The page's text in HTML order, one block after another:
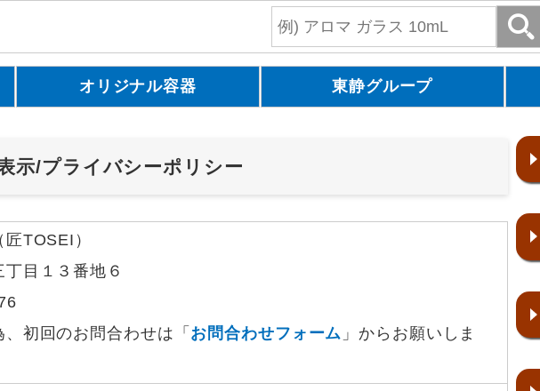
示/プライバシーポリシー
TOSEI）
目１３番地６
、初回のお問合わせは「 お問合わせフォーム 」からお願いしま
オリジナル容器 東静グループ